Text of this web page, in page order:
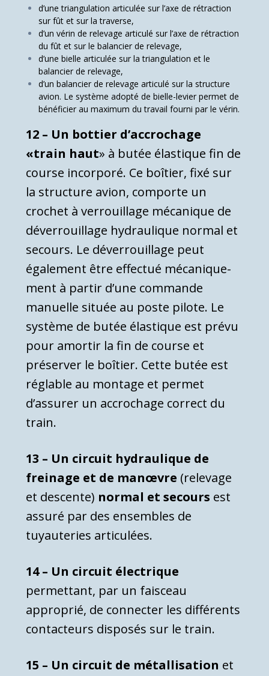
d’une triangulation articulée sur l’axe de rétraction
sur fût et sur la traverse,
d’un vérin de relevage articulé sur l’axe de rétraction
du fût et sur le balancier de relevage,
d’une bielle articulée sur la triangulation et le
balancier de relevage,
d’un balancier de relevage articulé sur la structure
avion. Le système adopté de bielle-levier permet de
bénéficier au maximum du travail fourni par le vérin.
12 – Un bottier d’accrochage
«train haut» à butée élastique fin de
course incorporé. Ce boîtier, fixé sur
la structure avion, comporte un
crochet à verrouillage mécanique de
déverrouil­lage hydraulique normal et
secours. Le déverrouillage peut
également être effectué mécanique­
ment à partir d’une commande
manuelle située au poste pi­lote. Le
système de butée élastique est prévu
pour amortir la fin de course et
préserver le boîtier. Cette butée est
ré­glable au montage et permet
d’assurer un accrochage correct du
train.
13 – Un circuit hydraulique de
freinage et de manœvre (rele­vage
et descente) normal et secours est
assuré par des ensem­bles de
tuyauteries articulées.
14 – Un circuit électrique
permettant, par un faisceau
approprié, de connecter les différents
contacteurs disposés sur le train.
15 – Un circuit de métallisation et